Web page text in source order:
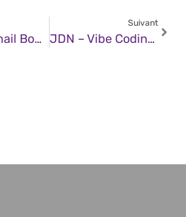
Krebs – Email Bombs Exploit Lax Authentication In Zendesk
Suivant
JDN – Vibe Coding : Quand L’IA Crée Des Vulnérabilités